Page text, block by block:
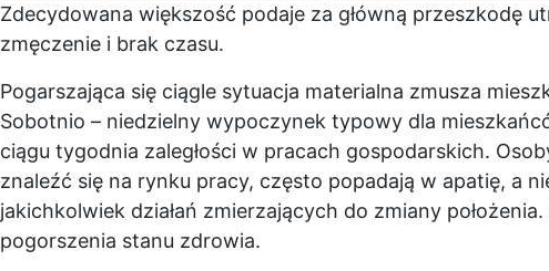
Zdecydowana większość podaje za główną przeszkodę
zmęczenie i brak czasu.
Pogarszająca się ciągle sytuacja materialna zmusza
Sobotnio – niedzielny wypoczynek typowy dla
ciągu tygodnia zaległości w pracach gospodarskich.
znaleźć się na rynku pracy, często popadają w apatię, a
jakichkolwiek działań zmierzających do zmiany
pogorszenia stanu zdrowia.